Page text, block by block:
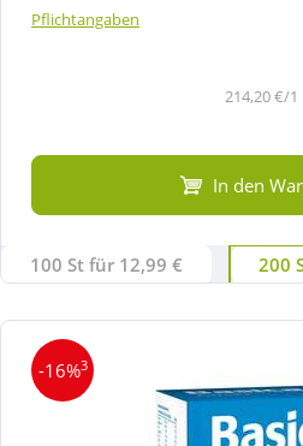
Pflichtangaben
214,20 €/
In den
100 St für 12,99 € 200
-16%3